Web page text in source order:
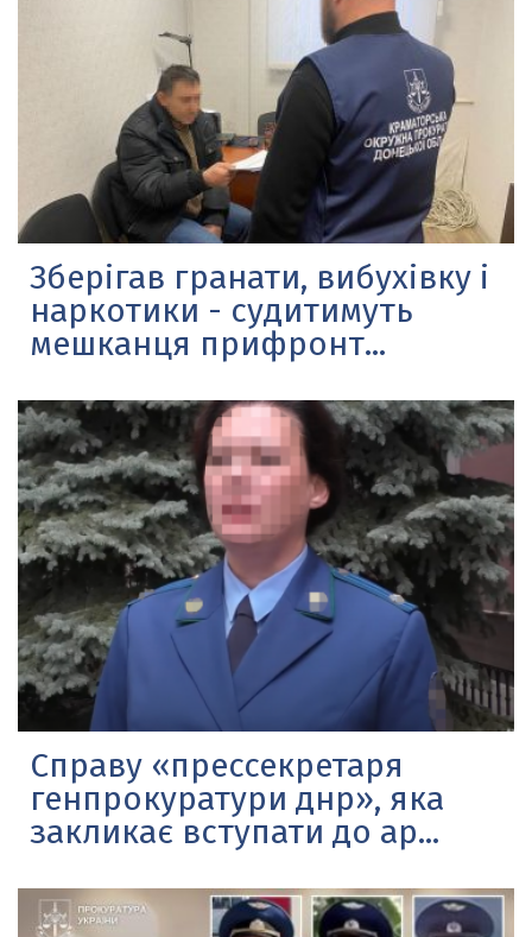
Зберігав гранати, вибухівку і
наркотики - судитимуть
мешканця прифронт...
Справу «прессекретаря
генпрокуратури днр», яка
закликає вступати до ар...